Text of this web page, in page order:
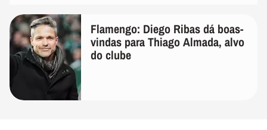
Flamengo: Diego Ribas dá boas-
vindas para Thiago Almada, alvo
do clube